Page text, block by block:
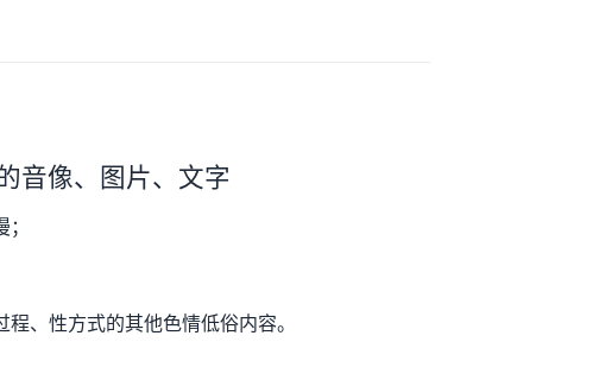
音像、图片、文字
、性方式的其他色情低俗内容。